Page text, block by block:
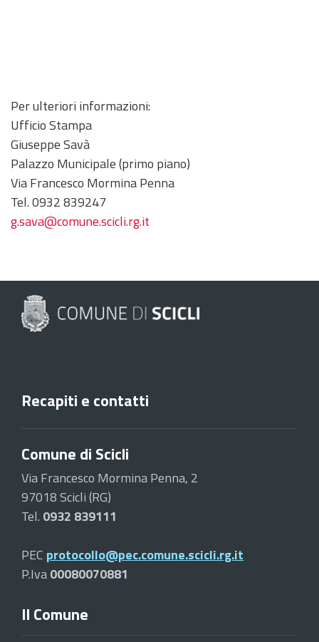
Per ulteriori informazioni:
Ufficio Stampa
Giuseppe Savà
Palazzo Municipale (primo piano)
Via Francesco Mormina Penna
Tel. 0932 839247
g.sava@comune.scicli.rg.it
Recapiti e contatti
Comune di Scicli
Via Francesco Mormina Penna, 2
97018 Scicli (RG)
Tel. 0932 839111
PEC protocollo@pec.comune.scicli.rg.it
P.Iva00080070881
Il Comune